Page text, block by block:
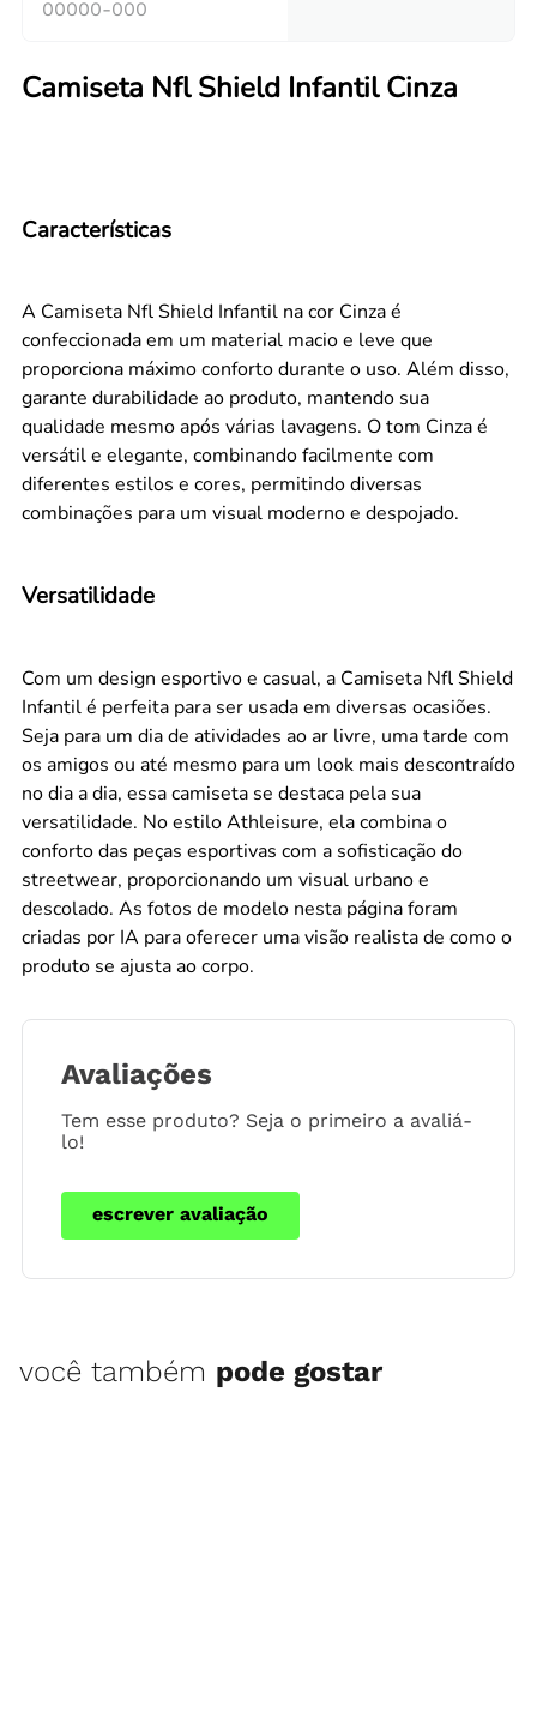
Camiseta Nfl Shield Infantil Cinza
Características
A Camiseta Nfl Shield Infantil na cor Cinza é
confeccionada em um material macio e leve que
proporciona máximo conforto durante o uso. Além disso,
garante durabilidade ao produto, mantendo sua
qualidade mesmo após várias lavagens. O tom Cinza é
versátil e elegante, combinando facilmente com
diferentes estilos e cores, permitindo diversas
combinações para um visual moderno e despojado.
Versatilidade
Com um design esportivo e casual, a Camiseta Nfl Shield
Infantil é perfeita para ser usada em diversas ocasiões.
Seja para um dia de atividades ao ar livre, uma tarde com
os amigos ou até mesmo para um look mais descontraído
no dia a dia, essa camiseta se destaca pela sua
versatilidade. No estilo Athleisure, ela combina o
conforto das peças esportivas com a sofisticação do
streetwear, proporcionando um visual urbano e
descolado. As fotos de modelo nesta página foram
criadas por IA para oferecer uma visão realista de como o
produto se ajusta ao corpo.
Avaliações
Tem esse produto? Seja o primeiro a avaliá-
lo!
escrever avaliação
você também pode gostar